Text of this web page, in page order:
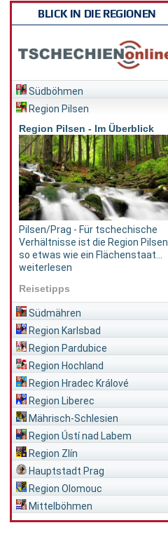
BLICK IN DIE REGIONEN
Südböhmen
Region Pilsen
Region Pilsen - Im Überblick
Pilsen/Prag - Für tschechische
Verhältnisse ist die Region Pilsen
so etwas wie ein Flächenstaat...
weiterlesen
Reisetipps
Südmähren
Region Karlsbad
Region Pardubice
Region Hochland
Region Hradec Králové
Region Liberec
Mährisch-Schlesien
Region Ústí nad Labem
Region Zlín
Hauptstadt Prag
Region Olomouc
Mittelböhmen